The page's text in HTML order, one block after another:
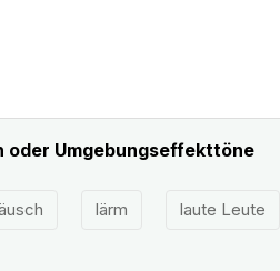
oder Umgebungseffekttöne
lärm laute Leute